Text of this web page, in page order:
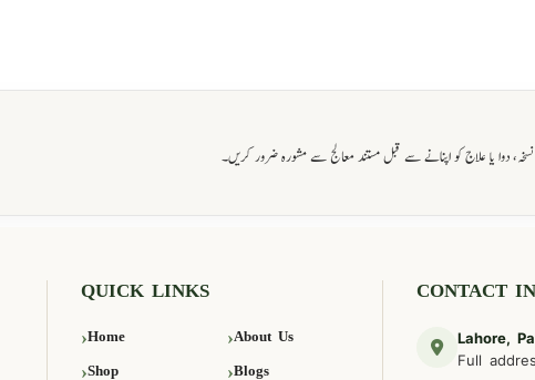
دوا یا علاج کو اپنانے سے قبل مستند معالج سے مشورہ ضرور کریں۔
QUICK LINKS
Home About Us
Shop Blogs
CONTACT
Lahore,
Full